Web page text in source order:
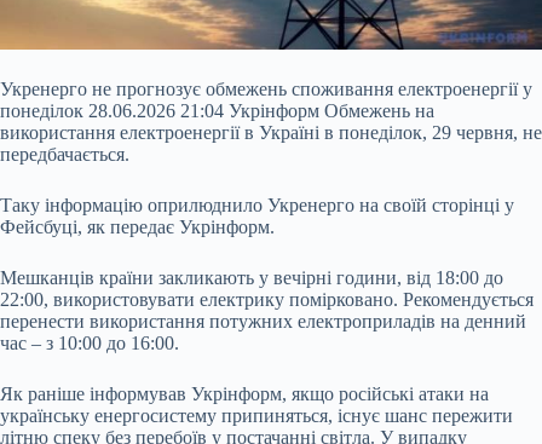
Укренерго не прогнозує обмежень споживання електроенергії у
понеділок 28.06.2026 21:04 Укрінформ Обмежень на
використання електроенергії в Україні в понеділок, 29 червня, не
передбачається.
Таку інформацію оприлюднило Укренерго на своїй сторінці у
Фейсбуці, як передає Укрінформ.
Мешканців країни закликають у вечірні години, від 18:00 до
22:00, використовувати електрику помірковано. Рекомендується
перенести використання потужних електроприладів на денний
час – з 10:00 до 16:00.
Як раніше інформував Укрінформ, якщо російські атаки на
українську енергосистему припиняться, існує шанс пережити
літню спеку без перебоїв у постачанні світла. У випадку